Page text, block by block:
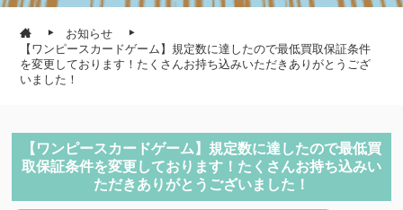
お知らせ
【ワンピースカードゲーム】規定数に達したので最低買取保証条件
を変更しております！たくさんお持ち込みいただきありがとうござ
いました！
【ワンピースカードゲーム】規定数に達したので最低買
取保証条件を変更しております！たくさんお持ち込みい
ただきありがとうございました！